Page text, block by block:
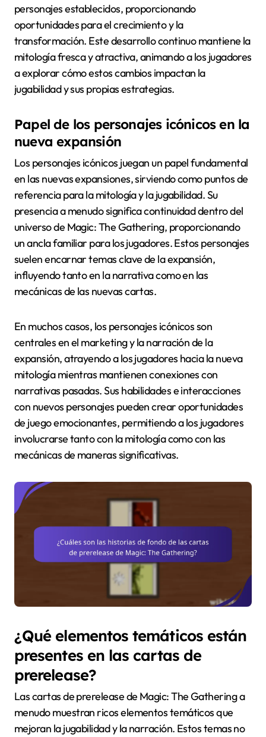
personajes establecidos, proporcionando
oportunidades para el crecimiento y la
transformación. Este desarrollo continuo mantiene la
mitología fresca y atractiva, animando a los jugadores
a explorar cómo estos cambios impactan la
jugabilidad y sus propias estrategias.
Papel de los personajes icónicos en la
nueva expansión
Los personajes icónicos juegan un papel fundamental
en las nuevas expansiones, sirviendo como puntos de
referencia para la mitología y la jugabilidad. Su
presencia a menudo significa continuidad dentro del
universo de Magic: The Gathering, proporcionando
un ancla familiar para los jugadores. Estos personajes
suelen encarnar temas clave de la expansión,
influyendo tanto en la narrativa como en las
mecánicas de las nuevas cartas.
En muchos casos, los personajes icónicos son
centrales en el marketing y la narración de la
expansión, atrayendo a los jugadores hacia la nueva
mitología mientras mantienen conexiones con
narrativas pasadas. Sus habilidades e interacciones
con nuevos personajes pueden crear oportunidades
de juego emocionantes, permitiendo a los jugadores
involucrarse tanto con la mitología como con las
mecánicas de maneras significativas.
¿Qué elementos temáticos están
presentes en las cartas de
prerelease?
Las cartas de prerelease de Magic: The Gathering a
menudo muestran ricos elementos temáticos que
mejoran la jugabilidad y la narración. Estos temas no